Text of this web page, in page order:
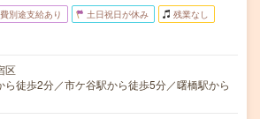
別途支給あり 土日祝日が休み 残業なし
区
ら徒歩2分／市ケ谷駅から徒歩5分／曙橋駅から